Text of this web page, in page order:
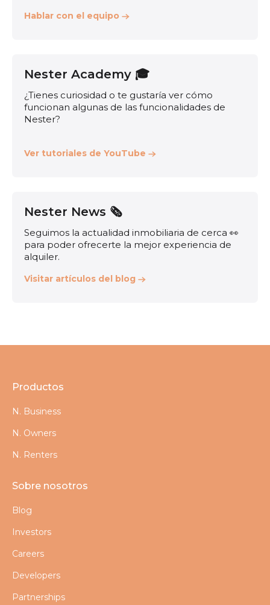
Hablar con el equipo
Nester Academy 🎓
¿Tienes curiosidad o te gustaría ver cómo
funcionan algunas de las funcionalidades de
Nester?
Ver tutoriales de YouTube
Nester News 🗞️
Seguimos la actualidad inmobiliaria de cerca 👀
para poder ofrecerte la mejor experiencia de
alquiler.
Visitar artículos del blog
Productos
N. Business
N. Owners
N. Renters
Sobre nosotros
Blog
Investors
Careers
Developers
Partnerships